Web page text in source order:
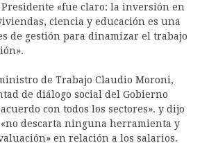
«fue claro: la inversión en
ciencia y educación es una
de gestión para dinamizar el trabajo
de Trabajo Claudio Moroni,
de diálogo social del Gobierno
con todos los sectores». y dijo
descarta ninguna herramienta y
en relación a los salarios.